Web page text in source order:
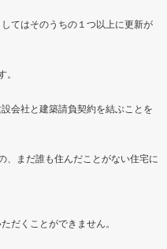
てはそのうちの１つ以上に更新が
会社と建築請負契約を結ぶことを
、まだ誰も住んだことがない住宅に
だくことができません。